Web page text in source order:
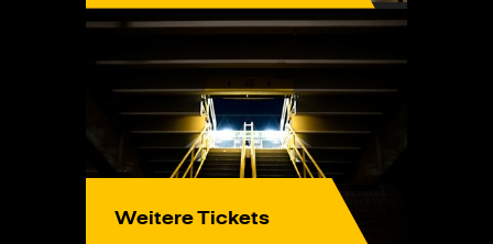
Weitere Tickets